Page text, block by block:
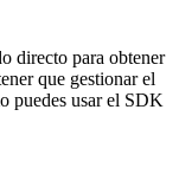
directo para obtener
que gestionar el
puedes usar el SDK